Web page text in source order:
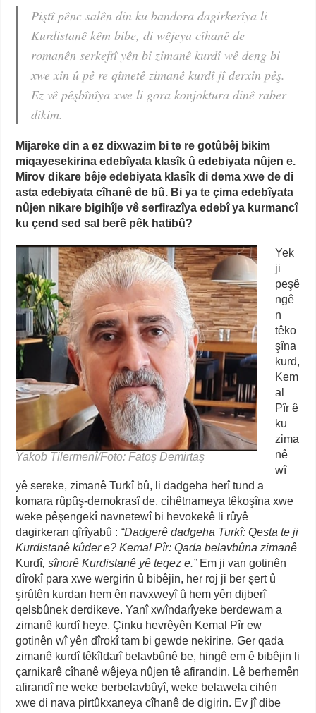
Piştî pênc salên din ku bandora dagirkerîya li
Kurdistanê kêm bibe, di wêjeya cîhanê de
romanên serkeftî yên bi zimanê kurdî wê deng bi
xwe xin û pê re qîmetê zimanê kurdî jî derxin pêş.
Ez vê pêşbînîya xwe li gora konjoktura dinê raber
dikim.
Mijareke din a ez dixwazim bi te re gotûbêj bikim
miqayesekirina edebîyata klasîk û edebiyata nûjen e.
Mirov dikare bêje edebiyata klasîk di dema xwe de di
asta edebiyata cîhanê de bû. Bi ya te çima edebîyata
nûjen nikare bigihîje vê serfirazîya edebî ya kurmancî
ku çend sed sal berê pêk hatibû?
Yakob Tilermenî/Foto: Fatoş Demirtaş
Yek
ji
peşê
ngê
n
têko
şîna
kurd,
Kem
al
Pîr ê
ku
zima
nê
wî
yê sereke, zimanê Turkî bû, li dadgeha herî tund a
komara rûpûş-demokrasî de, cihêtnameya têkoşîna xwe
weke pêşengekî navnetewî bi hevokekê li rûyê
dagirkeran qîrîyabû : “Dadgerê dadgeha Turkî: Qesta te ji
Kurdistanê kûder e? Kemal Pîr: Qada belavbûna zimanê
Kurdî, sînorê Kurdistanê yê teqez e.”Em ji van gotinên
dîrokî para xwe wergirin û bibêjin, her roj ji ber şert û
şirûtên kurdan hem ên navxweyî û hem yên dijberî
qelsbûnek derdikeve. Yanî xwîndarîyeke berdewam a
zimanê kurdî heye. Çinku hevrêyên Kemal Pîr ew
gotinên wî yên dîrokî tam bi gewde nekirine. Ger qada
zimanê kurdî têkîldarî belavbûnê be, hingê em ê bibêjin li
çarnikarê cîhanê wêjeya nûjen tê afirandin. Lê berhemên
afirandî ne weke berbelavbûyî, weke belawela cihên
xwe di nava pirtûkxaneya cîhanê de digirin. Ev jî dibe